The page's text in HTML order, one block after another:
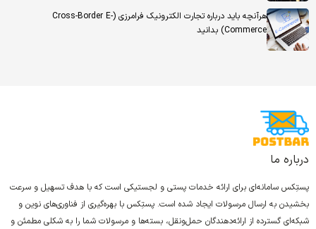
هرآنچه باید درباره تجارت الکترونیک فرامرزی (Cross-Border E-
Commerce) بدانید
درباره ما
پستِکس سامانه‌ای برای ارائه خدمات پستی و لجستیکی است که با هدف تسهیل و سرعت
بخشیدن به ارسال مرسولات ایجاد شده است. پستِکس با بهره‌گیری از فناوری‌های نوین و
شبکه‌ای گسترده از ارائه‌دهندگان حمل‌ونقل، بسته‌ها و مرسولات شما را به شکلی مطمئن و